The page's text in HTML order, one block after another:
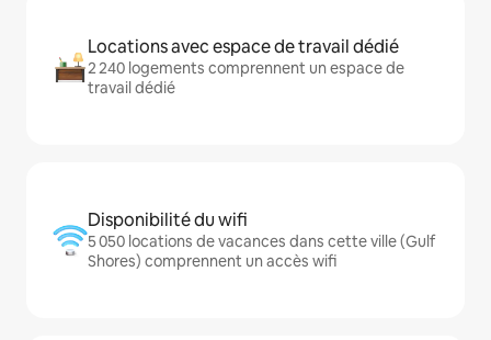
Locations avec espace de travail dédié
2 240 logements comprennent un espace de
travail dédié
Disponibilité du wifi
5 050 locations de vacances dans cette ville (Gulf
Shores) comprennent un accès wifi